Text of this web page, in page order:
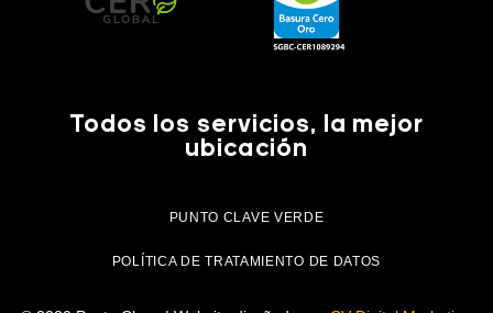
Todos los servicios, la mejor
ubicación
PUNTO CLAVE VERDE
POLÍTICA DE TRATAMIENTO DE DATOS